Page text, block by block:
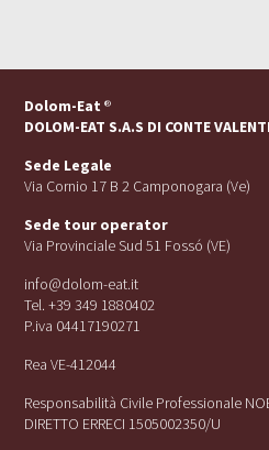
Dolom-Eat ®
DOLOM-EAT S.A.S DI CONTE
Sede Legale
Via Cornio 17 B 2 Camponogara (Ve)
Sede tour operator
Via Provinciale Sud 51 Fossó (VE)
info@dolom-eat.it
Tel. +39 349 1880402
P.iva 04417190271
Rea VE-412044
Responsabilità Civile Professionale
DIRETTO ERRECI 1505002350/U